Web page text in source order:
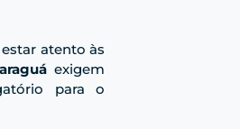
atento às
exigem
para o